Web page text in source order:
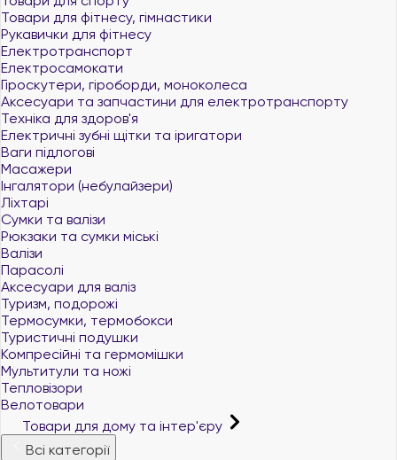
Товари для фітнесу, гімнастики
Рукавички для фітнесу
Електротранспорт
Електросамокати
Гіроскутери, гіроборди, моноколеса
Аксесуари та запчастини для електротранспорту
Техніка для здоров'я
Електричні зубні щітки та іригатори
Ваги підлогові
Масажери
Інгалятори (небулайзери)
Ліхтарі
Сумки та валізи
Рюкзаки та сумки міські
Валізи
Парасолі
Аксесуари для валіз
Туризм, подорожі
Термосумки, термобокси
Туристичні подушки
Компресійні та гермомішки
Мультитули та ножі
Тепловізори
Велотовари
Товари для дому та інтер'єру
Всі категорії